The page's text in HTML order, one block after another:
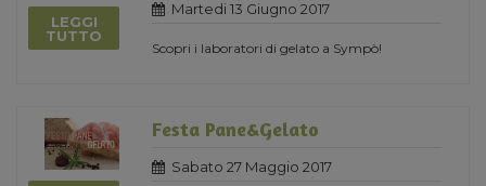
LEGGI
TUTTO
Martedi 13 Giugno 2017
Scopri i laboratori di gelato a Sympò!
Festa Pane&Gelato
Sabato 27 Maggio 2017